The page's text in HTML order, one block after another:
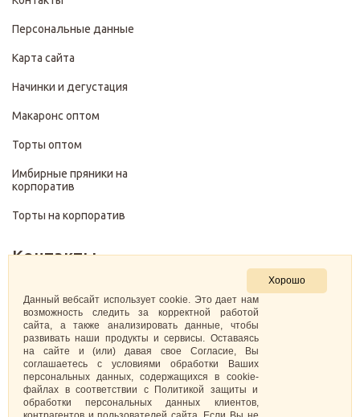
Персональные данные
Карта сайта
Начинки и дегустация
Макаронс оптом
Торты оптом
Имбирные пряники на
корпоратив
Торты на корпоратив
Контакты
+7 (499) 322-28-29
pirojenka.rf@gmail.com
Москва, Павелецкая набережная 10к1
ИНН: 773575794220
Хорошо
Данный вебсайт использует cookie. Это дает нам
возможность следить за корректной работой
сайта, а также анализировать данные, чтобы
развивать наши продукты и сервисы. Оставаясь
на сайте и (или) давая свое Согласие, Вы
соглашаетесь с условиями обработки Ваших
персональных данных, содержащихся в cookie-
файлах в соответствии с Политикой защиты и
обработки персональных данных клиентов,